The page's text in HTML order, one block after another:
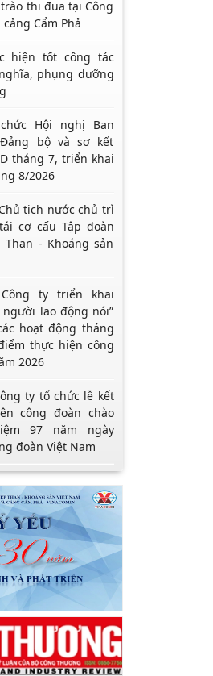
thi đua tại Công
Cẩm Phả
hiện tốt công tác
phụng dưỡng
Hội nghị Ban
bộ và sơ kết
tháng 7, triển khai
8/2026
tịch nước chủ trì
cơ cấu Tập đoàn
Than - Khoáng sản
ty triển khai
người lao động nói”
hoạt động tháng
thực hiện công
2026
ty tổ chức lễ kết
công đoàn chào
97 năm ngày
đoàn Việt Nam